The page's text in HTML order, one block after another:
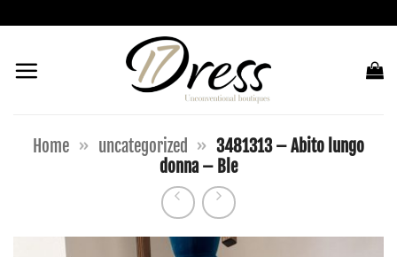
contenuti
Home » uncategorized » 3481313 – Abito lungo
donna – Ble